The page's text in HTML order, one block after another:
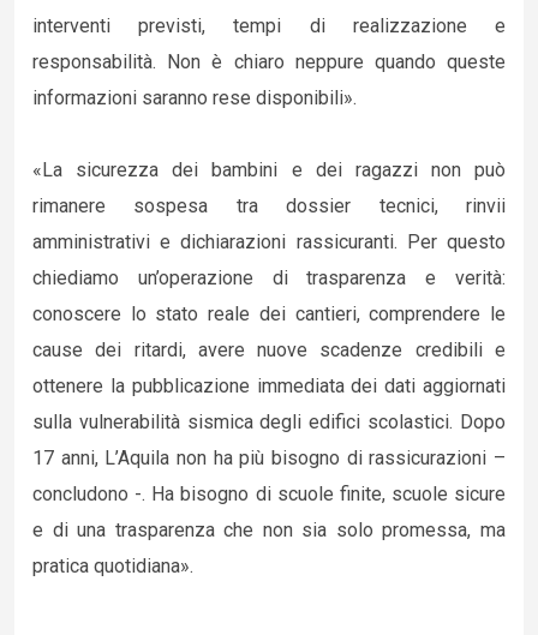
interventi previsti, tempi di realizzazione e
responsabilità. Non è chiaro neppure quando queste
informazioni saranno rese disponibili».
«La sicurezza dei bambini e dei ragazzi non può
rimanere sospesa tra dossier tecnici, rinvii
amministrativi e dichiarazioni rassicuranti. Per questo
chiediamo un’operazione di trasparenza e verità:
conoscere lo stato reale dei cantieri, comprendere le
cause dei ritardi, avere nuove scadenze credibili e
ottenere la pubblicazione immediata dei dati aggiornati
sulla vulnerabilità sismica degli edifici scolastici. Dopo
17 anni, L’Aquila non ha più bisogno di rassicurazioni –
concludono -. Ha bisogno di scuole finite, scuole sicure
e di una trasparenza che non sia solo promessa, ma
pratica quotidiana».